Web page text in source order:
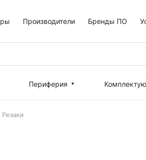
Производители Бренды ПО
Периферия
Резаки